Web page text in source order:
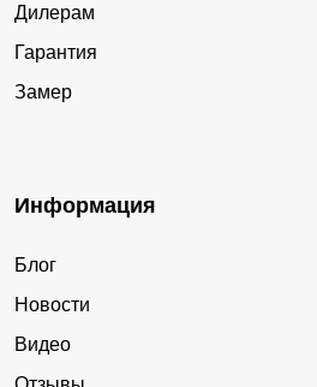
Дилерам
Гарантия
Замер
Информация
Блог
Новости
Видео